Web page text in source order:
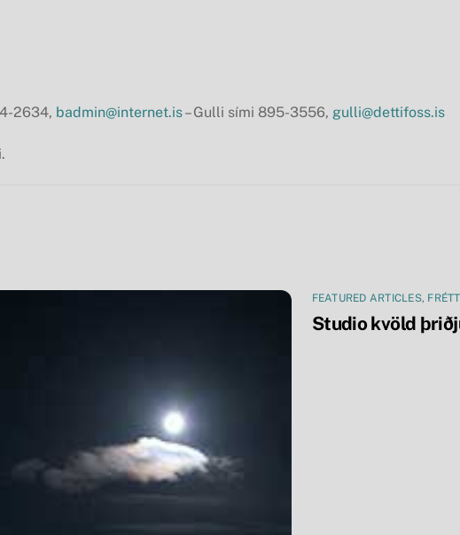
2634, badmin@internet.is– Gulli sími 895-3556, gulli@dettifoss.is
FEATURED ARTICLES,
Studio kvöld